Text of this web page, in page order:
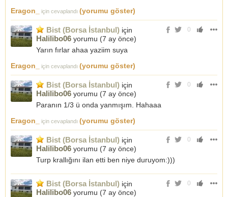
Eragon_
için cevaplandı (yorumu göster)
0
Bist (Borsa İstanbul) için
Halilibo06 yorumu (7 ay önce)
Yarın fırlar ahaa yaziim suya
Eragon_
için cevaplandı (yorumu göster)
0
Bist (Borsa İstanbul) için
Halilibo06 yorumu (7 ay önce)
Paranın 1/3 ü onda yanmışım. Hahaaa
Eragon_
için cevaplandı (yorumu göster)
0
Bist (Borsa İstanbul) için
Halilibo06 yorumu (7 ay önce)
Turp krallığını ilan etti ben niye duruyom:)))
0
Bist (Borsa İstanbul) için
Halilibo06 yorumu (7 ay önce)